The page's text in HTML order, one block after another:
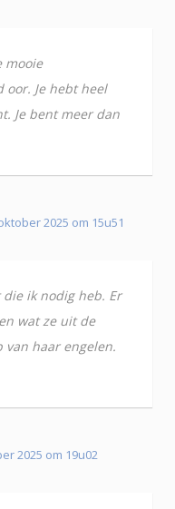
mooie
Je hebt heel
Je bent meer dan
2025 om 15u51
ik nodig heb. Er
wat ze uit de
haar engelen.
2025 om 19u02